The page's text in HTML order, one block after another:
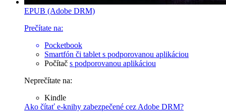
EPUB (Adobe DRM)
Prečítate na:
Pocketbook
Smartfón či tablet s podporovanou aplikáciou
Počítač s podporovanou aplikáciou
Neprečítate na:
Kindle
Ako čítať e-knihy zabezpečené cez Adobe DRM?